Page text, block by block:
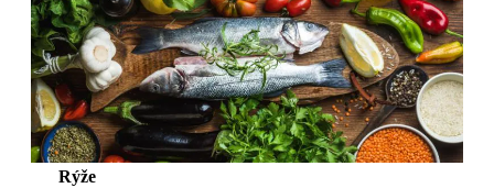
Rýže